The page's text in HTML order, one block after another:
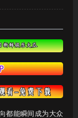
都能瞬间成为大众